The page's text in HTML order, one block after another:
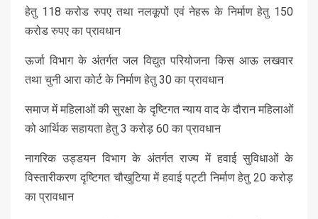
हेतु 118 करोड रुपए तथा नलकूपों एवं नेहरू के निर्माण हेतु 150
करोड रुपए का प्रावधान
ऊर्जा विभाग के अंतर्गत जल विद्युत परियोजना किस आऊ लखवार
तथा चुनी आरा कोर्ट के निर्माण हेतु 30 का प्रावधान
समाज में महिलाओं की सुरक्षा के दृष्टिगत न्याय वाद के दौरान महिलाओं
को आर्थिक सहायता हेतु 3 करोड़ 60 का प्रावधान
नागरिक उड्डयन विभाग के अंतर्गत राज्य में हवाई सुविधाओं के
विस्तारीकरण दृष्टिगत चौखुटिया में हवाई पट्टी निर्माण हेतु 20 करोड़
का प्रावधान